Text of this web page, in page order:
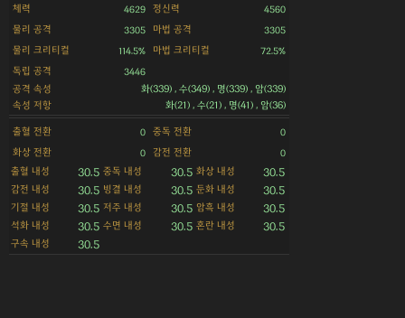
체력 4629 정신력 4560
물리 공격 3305 마법 공격 3305
물리 크리티컬 114.5% 마법 크리티컬 72.5%
독립 공격 3446
공격 속성
화(339) , 수(349) , 명(339) , 암(339)
속성 저항
화(21) , 수(21) , 명(41) , 암(36)
출혈 전환 0 중독 전환 0
화상 전환 0 감전 전환 0
출혈 내성 30.5 중독 내성 30.5 화상 내성 30.5
감전 내성 30.5 빙결 내성 30.5 둔화 내성 30.5
기절 내성 30.5 저주 내성 30.5 암흑 내성 30.5
석화 내성 30.5 수면 내성 30.5 혼란 내성 30.5
구속 내성 30.5